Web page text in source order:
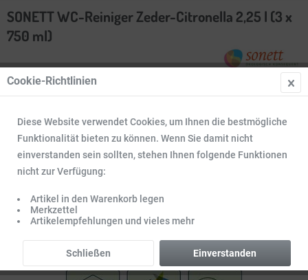
SONETT WC-Reiniger Zeder-Citronella 2,25 l (3 x
750 ml)
Cookie-Richtlinien
Diese Website verwendet Cookies, um Ihnen die bestmögliche
Funktionalität bieten zu können. Wenn Sie damit nicht
einverstanden sein sollten, stehen Ihnen folgende Funktionen
nicht zur Verfügung:
Artikel in den Warenkorb legen
Merkzettel
Artikelempfehlungen und vieles mehr
Einverstanden
Schließen